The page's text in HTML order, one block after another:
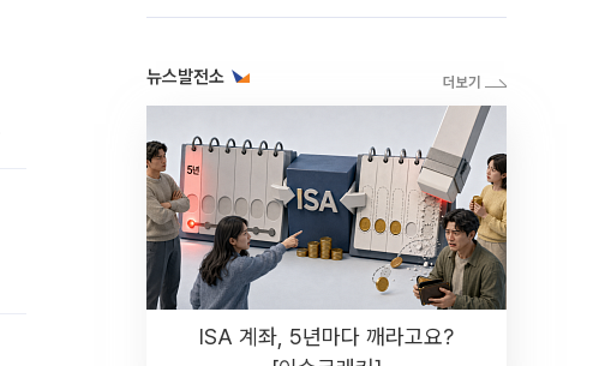
뉴스발전소
ISA 계좌, 5년마다 깨라고요?